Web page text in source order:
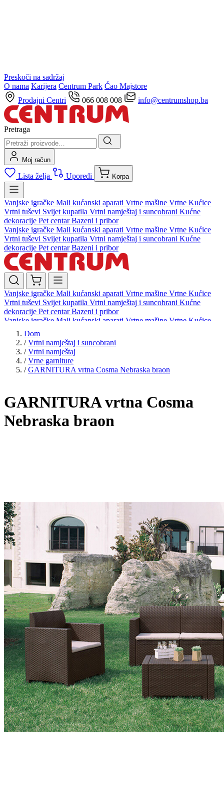
Preskoči na sadržaj
O nama Karijera Centrum Park Ćao Majstore
Prodajni Centri
066 008 008 info@centrumshop.ba
Pretraga
Moj račun
Lista želja Uporedi Korpa
Vanjske igračke Mali kućanski aparati Vrtne mašine Vrtne Kućice
Vrtni tuševi Svijet kupatila Vrtni namještaj i suncobrani Kućne
dekoracije Pet centarBazeni i pribor
Vanjske igračke Mali kućanski aparati Vrtne mašine Vrtne Kućice
Vrtni tuševi Svijet kupatila Vrtni namještaj i suncobrani Kućne
dekoracije Pet centarBazeni i pribor
Vanjske igračke Mali kućanski aparati Vrtne mašine Vrtne Kućice
Vrtni tuševi Svijet kupatila Vrtni namještaj i suncobrani Kućne
dekoracije Pet centarBazeni i pribor
Vanjske igračke Mali kućanski aparati Vrtne mašine Vrtne Kućice
Vrtni tuševi
dekoracijePet centar Bazeni i pribor
Dom
/ Vrtni namještaj i suncobrani
/ Vrtni namještaj
/ Vrne garniture
/ GARNITURA vrtna Cosma Nebraska braon
GARNITURA vrtna Cosma
Nebraska braon